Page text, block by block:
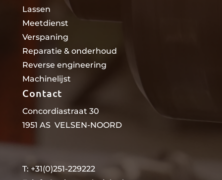
Lassen
Meetdienst
Verspaning
Reparatie & onderhoud
Reverse engineering
Machinelijst
Contact
Concordiastraat 30
1951 AS VELSEN-NOORD
T: +31(0)251-229222